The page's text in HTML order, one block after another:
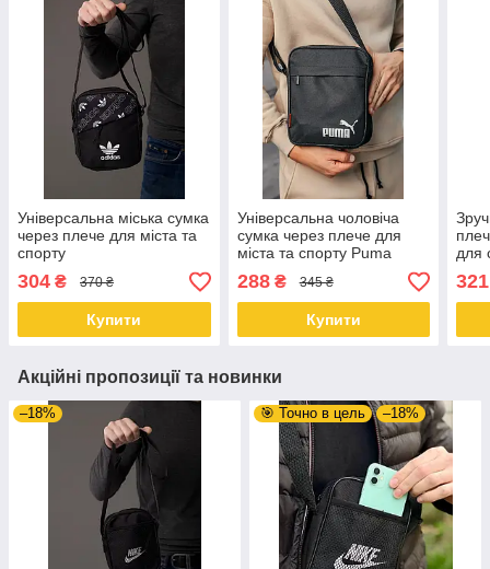
Універсальна міська сумка
через плече для міста та
спорту
304 ₴ 370 ₴
Купити
Універсальна чоловіча
сумка через плече для
міста та спорту Puma
288₴ 345 ₴
Купити
для
Nike
321
Акційні пропозиції та новинки
–18% 🎯 Точно в цель –18%